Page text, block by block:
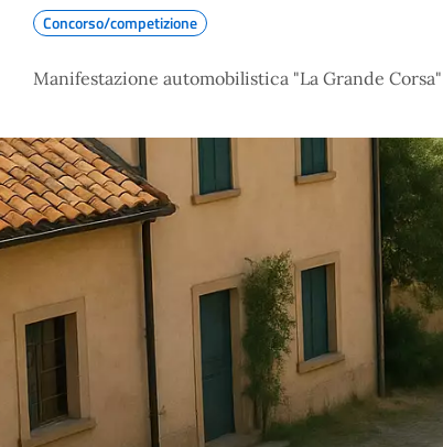
Concorso/competizione
Manifestazione automobilistica "La Grande Corsa"